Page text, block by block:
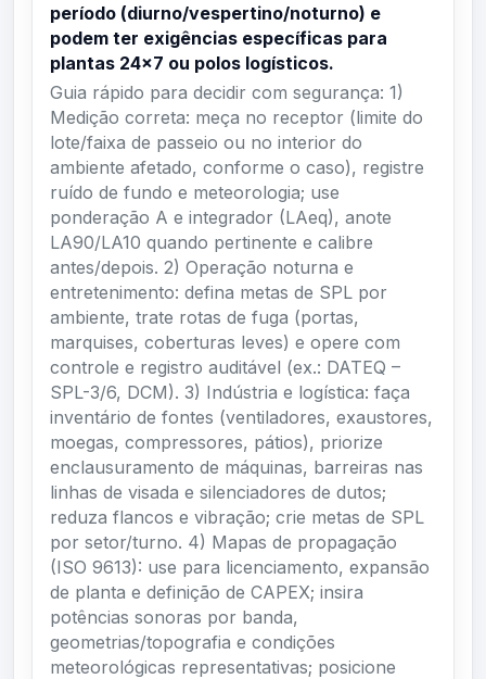
período (diurno/vespertino/noturno) e
podem ter exigências específicas para
plantas 24×7 ou polos logísticos.
Guia rápido para decidir com segurança: 1)
Medição correta: meça no receptor (limite do
lote/faixa de passeio ou no interior do
ambiente afetado, conforme o caso), registre
ruído de fundo e meteorologia; use
ponderação A e integrador (LAeq), anote
LA90/LA10 quando pertinente e calibre
antes/depois. 2) Operação noturna e
entretenimento: defina metas de SPL por
ambiente, trate rotas de fuga (portas,
marquises, coberturas leves) e opere com
controle e registro auditável (ex.: DATEQ –
SPL-3/6, DCM). 3) Indústria e logística: faça
inventário de fontes (ventiladores, exaustores,
moegas, compressores, pátios), priorize
enclausuramento de máquinas, barreiras nas
linhas de visada e silenciadores de dutos;
reduza flancos e vibração; crie metas de SPL
por setor/turno. 4) Mapas de propagação
(ISO 9613): use para licenciamento, expansão
de planta e definição de CAPEX; insira
potências sonoras por banda,
geometrias/topografia e condições
meteorológicas representativas; posicione